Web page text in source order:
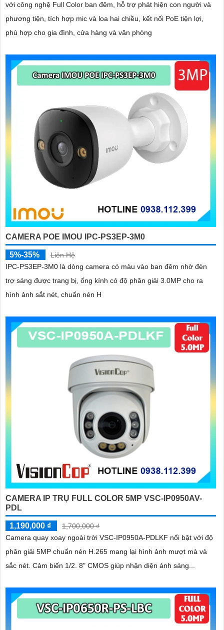
với công nghệ Full Color ban đêm, hỗ trợ phát hiện con người và
phương tiện, tích hợp mic và loa hai chiều, kết nối PoE tiện lợi,
phù hợp cho gia đình, cửa hàng và văn phòng
CAMERA POE IMOU IPC-PS3EP-3M0
5%-35%
Liên Hệ
IPC-PS3EP-3M0 là dòng camera có màu vào ban đêm nhờ đèn
trợ sáng được trang bị, ống kính có độ phân giải 3.0MP cho ra
hình ảnh sắt nét, chuẩn nén H
CAMERA IP TRỤ FULL COLOR 5MP VSC-IP0950AV-
PDL
1,190,000 ₫
1,700,000 ₫
Camera quay xoay ngoài trời VSC-IP0950A-PDLKF nổi bật với độ
phân giải 5MP chuẩn nén H.265 mang lại hình ảnh mượt mà và
sắc nét. Cảm biến 1/2. 8" CMOS giúp nhận diện ánh sáng...